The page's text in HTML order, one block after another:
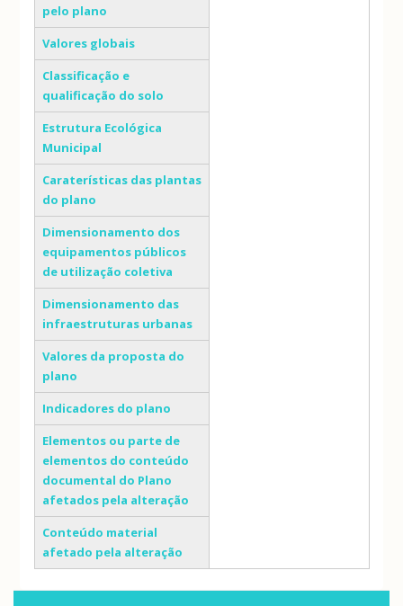
pelo plano
Valores globais
Classificação e
qualificação do solo
Estrutura Ecológica
Municipal
Caraterísticas das plantas
do plano
Dimensionamento dos
equipamentos públicos
de utilização coletiva
Dimensionamento das
infraestruturas urbanas
Valores da proposta do
plano
Indicadores do plano
Elementos ou parte de
elementos do conteúdo
documental do Plano
afetados pela alteração
Conteúdo material
afetado pela alteração